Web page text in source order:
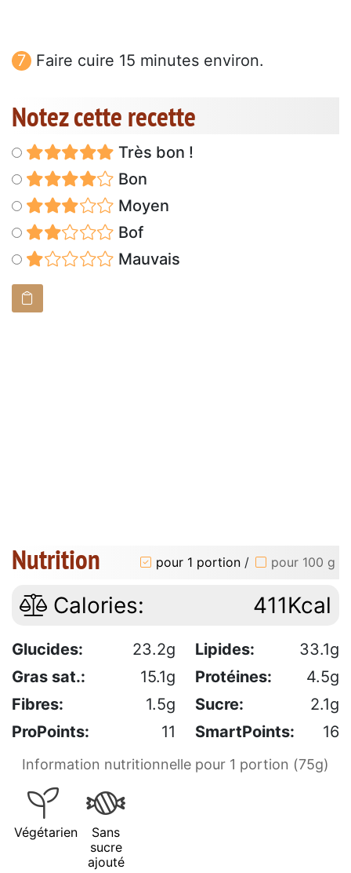
Faire cuire 15 minutes environ.
Notez cette recette
Très bon !
Bon
Moyen
Bof
Mauvais
Nutrition pour 1 portion / pour 100 g
Calories: 411Kcal
Glucides: 23.2g Lipides:
33.1g
Gras sat.:
15.1g Protéines:
4.5g
Fibres:
1.5g Sucre:
2.1g
ProPoints:
11 SmartPoints: 16
Information nutritionnelle pour 1 portion (75g)
Végétarien
Sans
sucre
ajouté